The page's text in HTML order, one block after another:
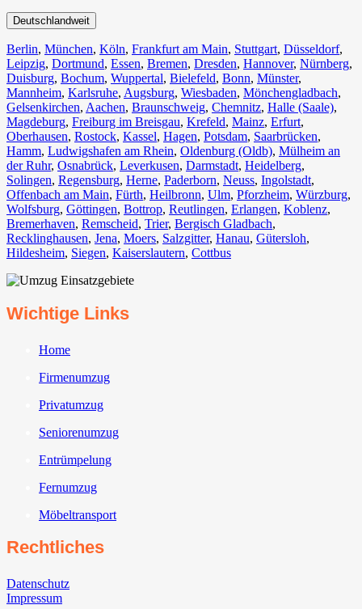
Deutschlandweit
Berlin⁠, München, Köln⁠, Frankfurt am Main, Stuttgart, Düsseldorf,
Leipzig, Dortmund, Essen, Bremen, Dresden, Hannover, Nürnberg,
Duisburg⁠, Bochum, Wuppertal⁠, Bielefeld⁠, Bonn⁠, Münster⁠,
Mannheim, Karlsruhe, Augsburg, Wiesbaden⁠, Mönchengladbach⁠,
Gelsenkirchen⁠, Aachen⁠, Braunschweig, Chemnitz⁠, Halle (Saale)⁠,
Magdeburg, Freiburg im Breisgau⁠, Krefeld⁠, Mainz⁠, Erfurt,
Oberhausen⁠, Rostock⁠, Kassel⁠, Hagen, Potsdam, Saarbrücken⁠,
Hamm, Ludwigshafen am Rhein⁠, Oldenburg (Oldb), Mülheim an
der Ruhr, Osnabrück⁠, Leverkusen, Darmstadt⁠, Heidelberg,
Solingen, Regensburg, Herne⁠, Paderborn, Neuss, Ingolstadt,
Offenbach am Main, Fürth⁠, Heilbronn, Ulm⁠, Pforzheim, Würzburg,
Wolfsburg⁠, Göttingen, Bottrop, Reutlingen, Erlangen⁠, Koblenz,
Bremerhaven⁠, Remscheid, Trier⁠, Bergisch Gladbach,
Recklinghausen, Jena⁠, Moers⁠, Salzgitter⁠, Hanau, Gütersloh,
Hildesheim⁠, Siegen⁠, Kaiserslautern⁠, Cottbus⁠
Wichtige Links
Home
Firmenumzug
Privatumzug
Seniorenumzug
Entrümpelung
Fernumzug
Möbeltransport
Rechtliches
Datenschutz
Impressum